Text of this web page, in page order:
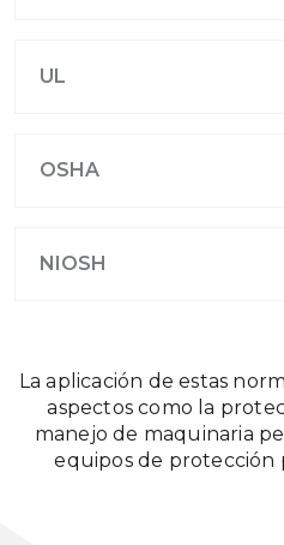
UL
OSHA
NIOSH
La aplicación de estas
aspectos como la
manejo de maquinaria
equipos de protección